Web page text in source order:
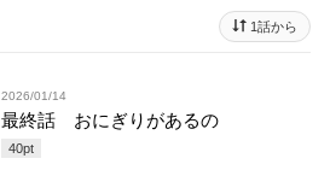
1話から
2026/01/14
最終話 おにぎりがあるの
40pt